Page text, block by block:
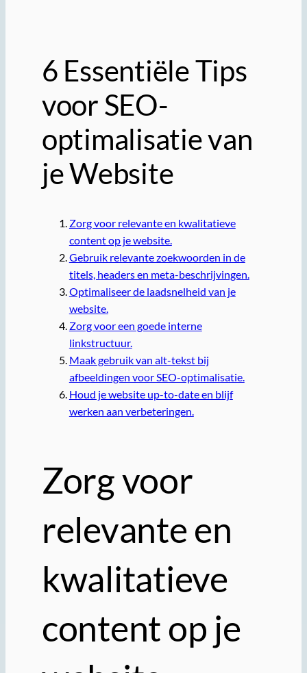
6 Essentiële Tips
voor SEO-
optimalisatie van
je Website
Zorg voor relevante en kwalitatieve
content op je website.
Gebruik relevante zoekwoorden in de
titels, headers en meta-beschrijvingen.
Optimaliseer de laadsnelheid van je
website.
Zorg voor een goede interne
linkstructuur.
Maak gebruik van alt-tekst bij
afbeeldingen voor SEO-optimalisatie.
Houd je website up-to-date en blijf
werken aan verbeteringen.
Zorg voor
relevante en
kwalitatieve
content op je